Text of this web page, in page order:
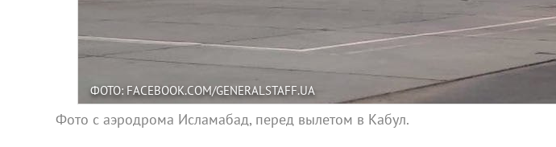
ФОТО: FACEBOOK.COM/GENERALSTAFF.UA
Фото с аэродрома Исламабад, перед вылетом в Кабул.